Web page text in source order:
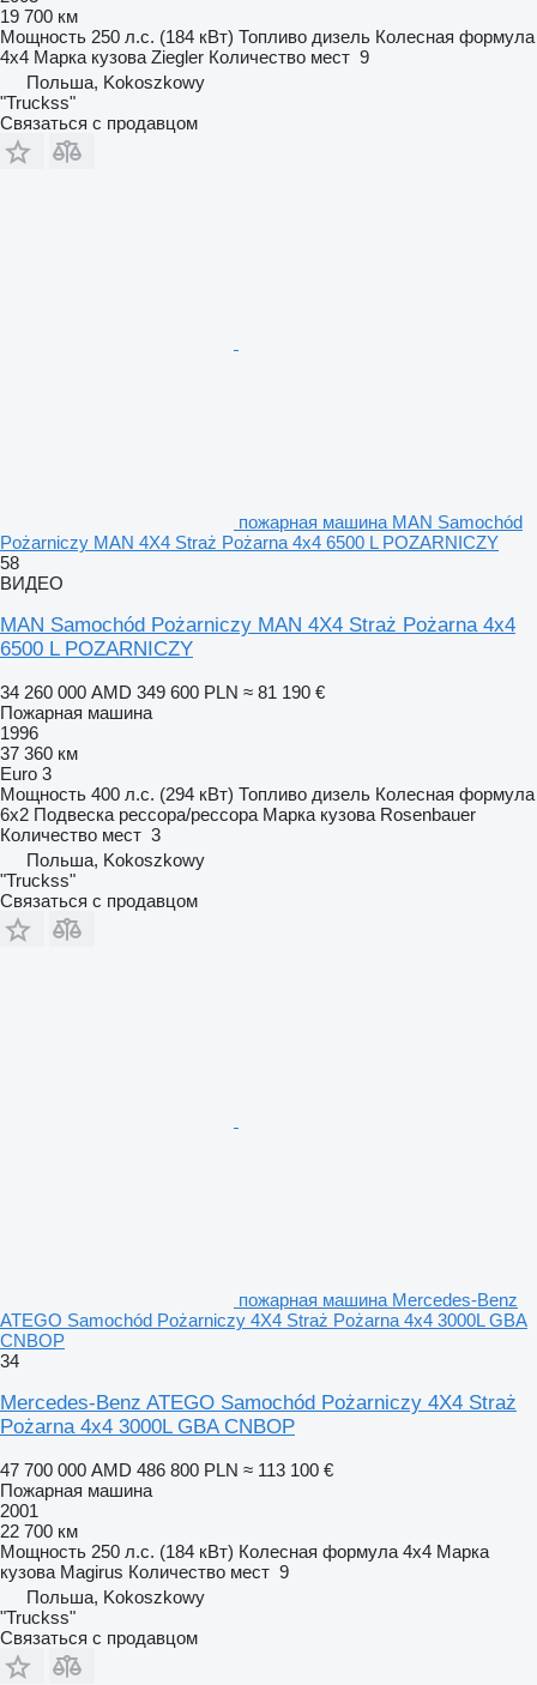
19 700 км
Мощность 250 л.с. (184 кВт) Топливо дизель Колесная формула
4x4 Марка кузова Ziegler Количество мест 9
Польша, Kokoszkowy
"Truckss"
Связаться с продавцом
пожарная машина MAN Samochód
Pożarniczy MAN 4X4 Straż Pożarna 4x4 6500 L POZARNICZY
58
ВИДЕО
MAN Samochód Pożarniczy MAN 4X4 Straż Pożarna 4x4
6500 L POZARNICZY
34 260 000 AMD 349 600 PLN ≈ 81 190 €
Пожарная машина
1996
37 360 км
Euro 3
Мощность 400 л.с. (294 кВт) Топливо дизель Колесная формула
6x2 Подвеска рессора/рессора Марка кузова Rosenbauer
Количество мест 3
Польша, Kokoszkowy
"Truckss"
Связаться с продавцом
пожарная машина Mercedes-Benz
ATEGO Samochód Pożarniczy 4X4 Straż Pożarna 4x4 3000L GBA
CNBOP
34
Mercedes-Benz ATEGO Samochód Pożarniczy 4X4 Straż
Pożarna 4x4 3000L GBA CNBOP
47 700 000 AMD 486 800 PLN ≈ 113 100 €
Пожарная машина
2001
22 700 км
Мощность 250 л.с. (184 кВт) Колесная формула 4x4 Марка
кузова Magirus Количество мест 9
Польша, Kokoszkowy
"Truckss"
Связаться с продавцом